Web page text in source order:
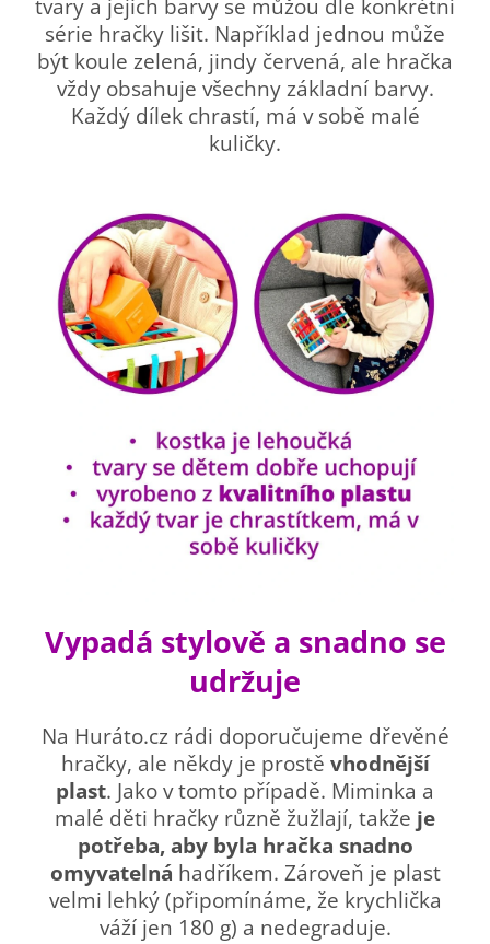
tvary a jejich barvy se můžou dle konkrétní
série hračky lišit. Například jednou může
být koule zelená, jindy červená, ale hračka
vždy obsahuje všechny základní barvy.
Každý dílek chrastí, má v sobě malé
kuličky.
Vypadá stylově a snadno se
udržuje
Na Huráto.cz rádi doporučujeme dřevěné
hračky, ale někdy je prostě vhodnější
plast. Jako v tomto případě. Miminka a
malé děti hračky různě žužlají, takže je
potřeba, aby byla hračka snadno
omyvatelná hadříkem. Zároveň je plast
velmi lehký (připomínáme, že krychlička
váží jen 180 g) a nedegraduje.